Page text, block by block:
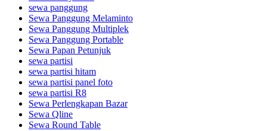
sewa panggung
Sewa Panggung Melaminto
Sewa Panggung Multiplek
Sewa Panggung Portable
Sewa Papan Petunjuk
sewa partisi
sewa partisi hitam
sewa partisi panel foto
sewa partisi R8
Sewa Perlengkapan Bazar
Sewa Qline
Sewa Round Table